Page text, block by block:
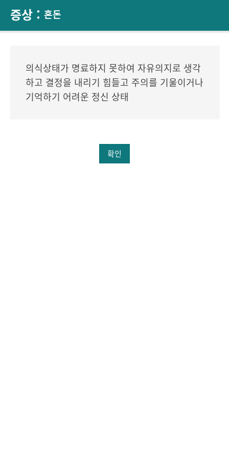
증상 : 혼돈
의식상태가 명료하지 못하여 자유의지로 생각
하고 결정을 내리기 힘들고 주의를 기울이거나
기억하기 어려운 정신 상태
확인